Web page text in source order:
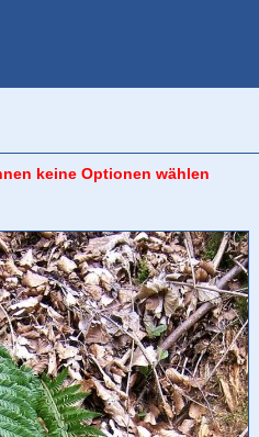
keine Optionen wählen